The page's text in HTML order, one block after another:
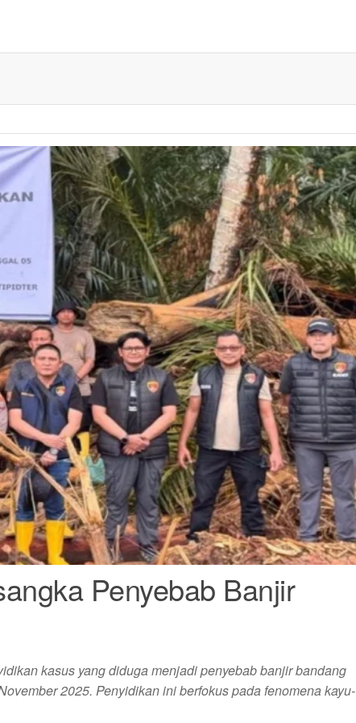
Penyebab Banjir
kasus yang diduga menjadi penyebab banjir bandang
2025. Penyidikan ini berfokus pada fenomena kayu-